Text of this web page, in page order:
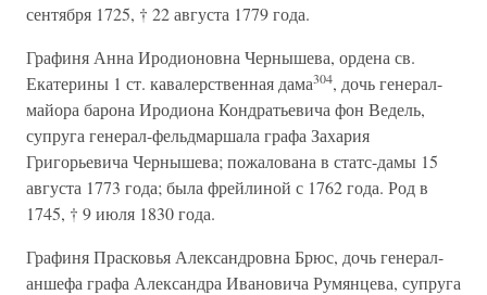
сентября 1725, † 22 августа 1779 года.
Графиня Анна Иродионовна Чернышева, ордена св.
Екатерины 1 ст. кавалерственная дама304, дочь генерал-
майора барона Иродиона Кондратьевича фон Ведель,
супруга генерал-фельдмаршала графа Захария
Григорьевича Чернышева; пожалована в статс-дамы 15
августа 1773 года; была фрейлиной с 1762 года. Род в
1745, † 9 июля 1830 года.
Графиня Прасковья Александровна Брюс, дочь генерал-
аншефа графа Александра Ивановича Румянцева, супруга